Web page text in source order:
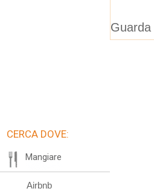
CERCA DOVE:
Mangiare
Airbnb